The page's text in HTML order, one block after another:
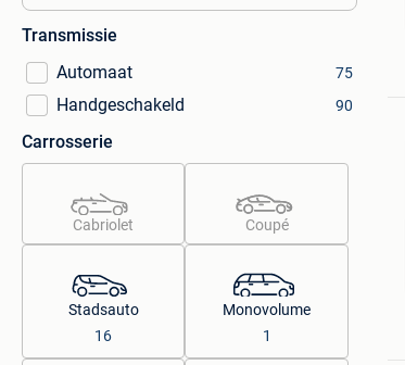
Transmissie
Automaat
75
Handgeschakeld 90
Carrosserie
Cabriolet Coupé
Stadsauto
16
Monovolume
1